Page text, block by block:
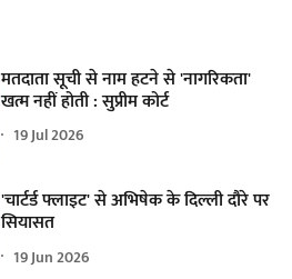
मतदाता सूची से नाम हटने से 'नागरिकता'
खत्म नहीं होती : सुप्रीम कोर्ट
19 Jul 2026
'चार्टर्ड फ्लाइट' से अभिषेक के दिल्ली दौरे पर
सियासत
19 Jun 2026